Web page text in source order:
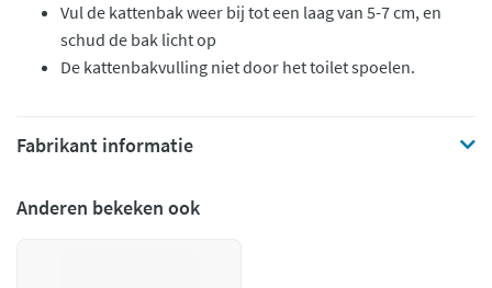
Vul de kattenbak weer bij tot een laag van 5-7 cm, en
schud de bak licht op
De kattenbakvulling niet door het toilet spoelen.
Fabrikant informatie
Anderen bekeken ook